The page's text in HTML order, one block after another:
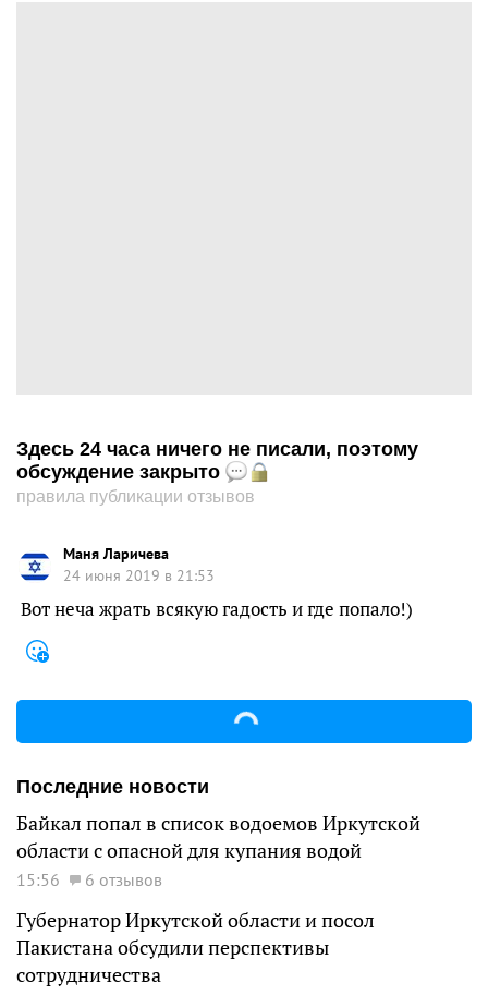
Здесь 24 часа ничего не писали, поэтому
обсуждение закрыто
правила публикации отзывов
Маня Ларичева
24 июня 2019 в 21:53
Вот неча жрать всякую гадость и где попало!)
Последние новости
Байкал попал в список водоемов Иркутской
области с опасной для купания водой
15:56 6 отзывов
Губернатор Иркутской области и посол
Пакистана обсудили перспективы
сотрудничества